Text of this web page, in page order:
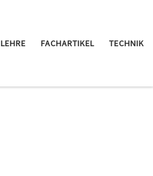
LEHRE FACHARTIKEL TECHNIK